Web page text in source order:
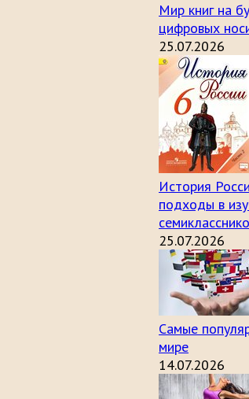
Мир книг на
цифровых
25.07.2026
История
подходы в
25.07.2026
Самые
мире
14.07.2026